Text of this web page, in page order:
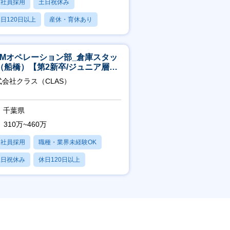
員採用 土日祝休み
120日以上 産休・育休あり
業20時間以内
オペレーション部_倉庫スタッ
船橋）【第2新卒/ジュニア層歓
社クラス（CLAS）
千葉県
310万~460万
員採用 職種・業界未経験OK
祝休み 休日120日以上
・育休あり